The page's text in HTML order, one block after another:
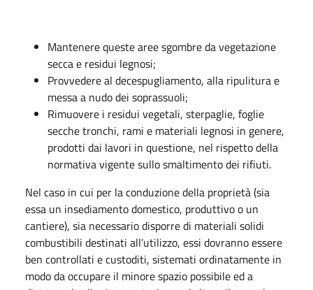
Mantenere queste aree sgombre da vegetazione
secca e residui legnosi;
Provvedere al decespugliamento, alla ripulitura e
messa a nudo dei soprassuoli;
Rimuovere i residui vegetali, sterpaglie, foglie
secche tronchi, rami e materiali legnosi in genere,
prodotti dai lavori in questione, nel rispetto della
normativa vigente sullo smaltimento dei rifiuti.
Nel caso in cui per la conduzione della proprietà (sia
essa un insediamento domestico, produttivo o un
cantiere), sia necessario disporre di materiali solidi
combustibili destinati all’utilizzo, essi dovranno essere
ben controllati e custoditi, sistemati ordinatamente in
modo da occupare il minore spazio possibile ed a